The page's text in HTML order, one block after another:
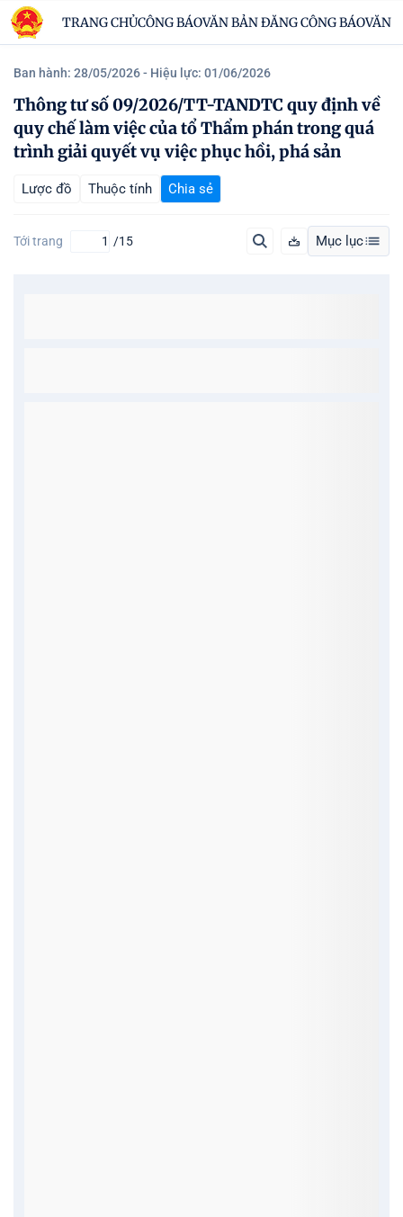
TRANG CHỦCÔNG BÁOVĂN BẢN ĐĂNG CÔNG BÁOVĂN
Ban hành: 28/05/2026- Hiệu lực: 01/06/2026
Thông tư số 09/2026/TT-TANDTC quy định về
quy chế làm việc của tổ Thẩm phán trong quá
trình giải quyết vụ việc phục hồi, phá sản
Lược đồ Thuộc tính Chia sẻ
Tới trang /15 Mục lục